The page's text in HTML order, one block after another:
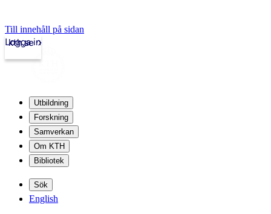
Till innehåll på sidan
kth.se
Logga in
Utbildning
Forskning
Samverkan
Om KTH
Bibliotek
Sök
English